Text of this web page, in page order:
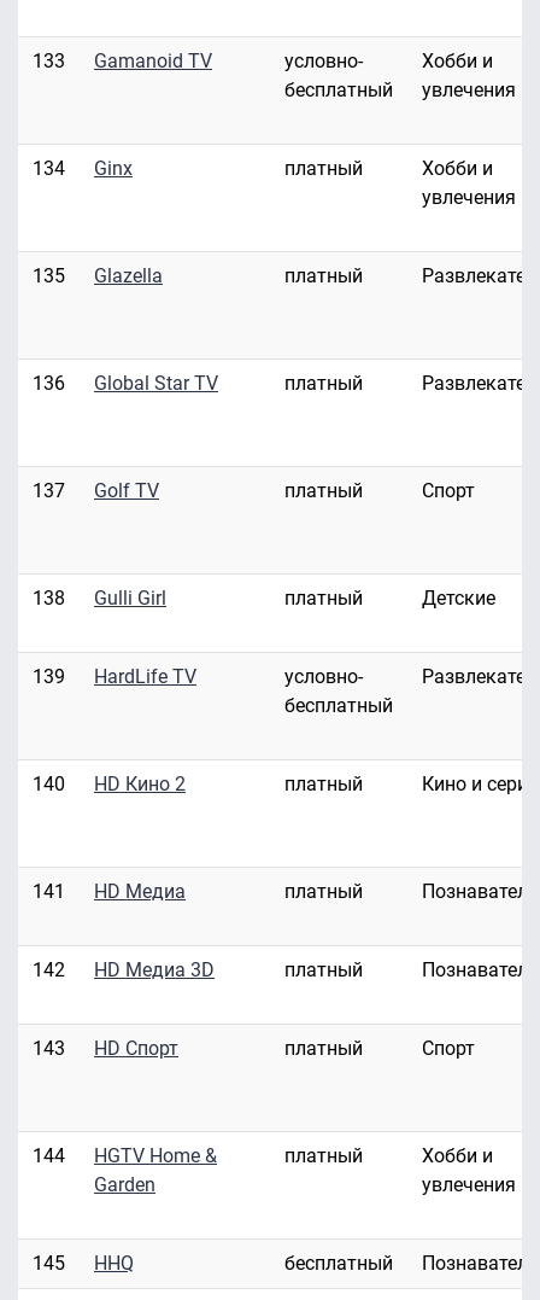
133 Gamanoid TV
условно-
бесплатный
Хобби и
увлечения
134 Ginx платный
Хобби и
увлечения
135 Glazella платный
136 Global Star TV платный
137 Golf TV платный Спорт
138 Gulli Girl платный Детские
139 HardLife TV
условно-
бесплатный
140 HD Кино 2 платный Кино и
141 HD Медиа платный
142 HD Медиа 3D платный
143 HD Спорт платный Спорт
144
HGTV Home &
Garden
платный
Хобби и
увлечения
145 HHQ бесплатный